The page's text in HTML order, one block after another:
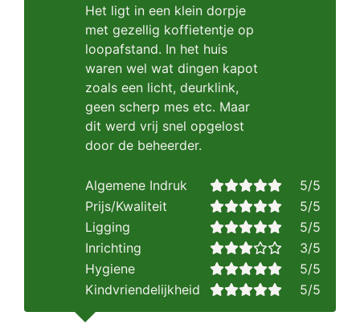
Het ligt in een klein dorpje
met gezellig koffietentje op
loopafstand. In het huis
waren wel wat dingen kapot
zoals een licht, deurklink,
geen scherp mes etc. Maar
dit werd vrij snel opgelost
door de beheerder.
Algemene Indruk
5/5
Prijs/Kwaliteit
5/5
Ligging
5/5
Inrichting
3/5
Hygiene
5/5
Kindvriendelijkheid
5/5